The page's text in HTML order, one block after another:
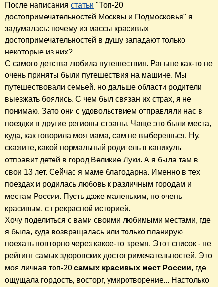
После написания статьи "Топ-20
достопримечательностей Москвы и Подмосковья" я
задумалась: почему из массы красивых
достопримечательностей в душу западают только
некоторые из них?
С самого детства любила путешествия. Раньше как-то не
очень приняты были путешествия на машине. Мы
путешествовали семьей, но дальше области родители
выезжать боялись. С чем был связан их страх, я не
понимаю. Зато они с удовольствием отправляли нас в
поездки в другие регионы страны. Чаще это были места,
куда, как говорила моя мама, сам не выберешься. Ну,
скажите, какой нормальный родитель в каникулы
отправит детей в город Великие Луки. А я была там в
свои 13 лет. Сейчас я маме благодарна. Именно в тех
поездах и родилась любовь к различным городам и
местам России. Пусть даже маленьким, но очень
красивым, с прекрасной историей.
Хочу поделиться с вами своими любимыми местами, где
я была, куда возвращалась или только планирую
поехать повторно через какое-то время. Этот список - не
рейтинг самых здоровских достопримечательностей. Это
моя личная топ-20 самых красивых мест России, где
ощущала гордость, восторг, умиротворение... Настолько